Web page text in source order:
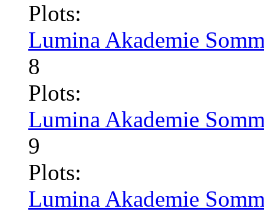
Plots:
Lumina Akademie
8
Plots:
Lumina Akademie
9
Plots:
Lumina Akademie